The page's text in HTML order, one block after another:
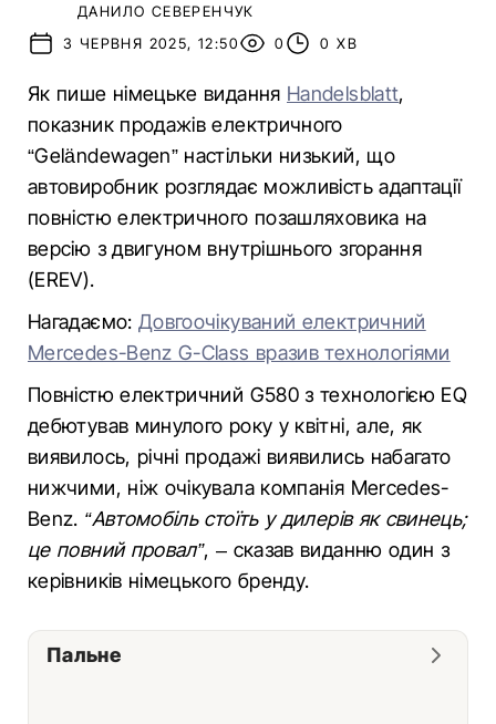
ДАНИЛО СЕВЕРЕНЧУК
3 ЧЕРВНЯ 2025, 12:50
0 0 ХВ
Як пише німецьке видання Handelsblatt,
показник продажів електричного
“Geländewagen” настільки низький, що
автовиробник розглядає можливість адаптації
повністю електричного позашляховика на
версію з двигуном внутрішнього згорання
(EREV).
Нагадаємо: Довгоочікуваний електричний
Mercedes-Benz G-Class вразив технологіями
Повністю електричний G580 з технологією EQ
дебютував минулого року у квітні, але, як
виявилось, річні продажі виявились набагато
нижчими, ніж очікувала компанія Mercedes-
Benz. “Автомобіль стоїть у дилерів як свинець;
це повний провал”, – сказав виданню один з
керівників німецького бренду.
Пальне